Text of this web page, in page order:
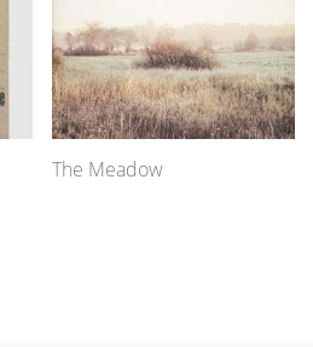
The Meadow